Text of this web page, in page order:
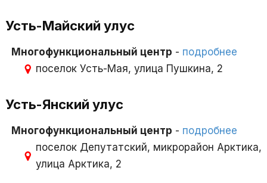
Усть-Майский улус
Многофункциональный центр - подробнее
поселок Усть-Мая, улица Пушкина, 2
Усть-Янский улус
Многофункциональный центр - подробнее
поселок Депутатский, микрорайон Арктика,
улица Арктика, 2